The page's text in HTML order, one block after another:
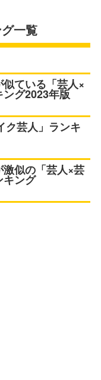
一覧
ている「芸人×
グ2023年版
ク芸人」ランキ
似の「芸人×芸
キング